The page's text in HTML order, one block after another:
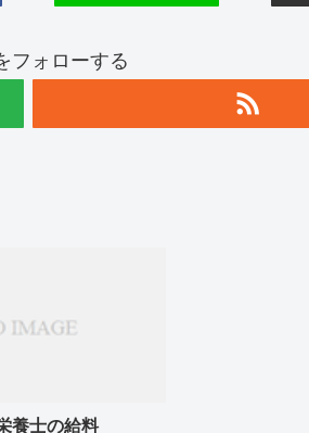
フォローする
養士の給料